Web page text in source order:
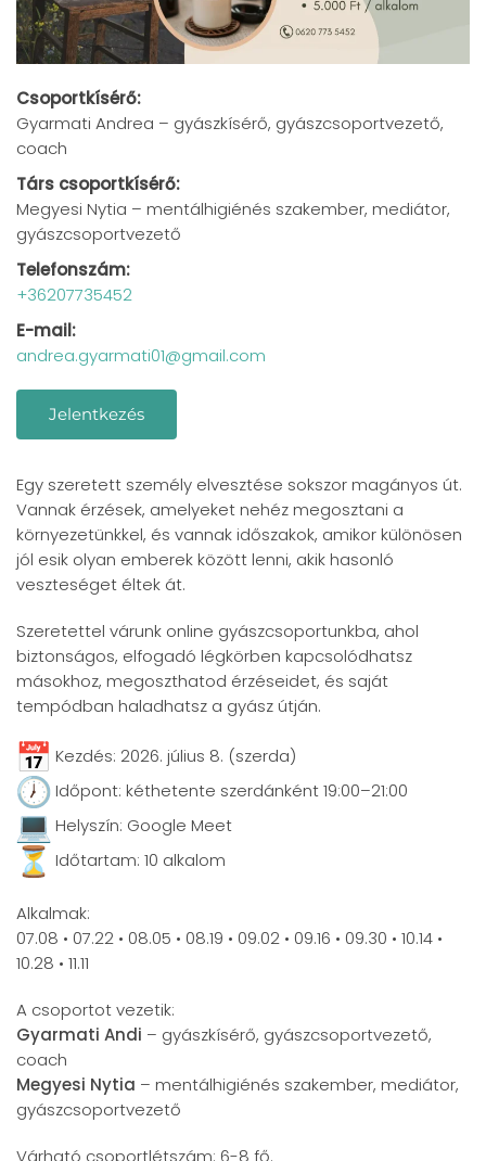
Csoportkísérő:
Gyarmati Andrea – gyászkísérő, gyászcsoportvezető,
coach
Társ csoportkísérő:
Megyesi Nytia – mentálhigiénés szakember, mediátor,
gyászcsoportvezető
Telefonszám:
+36207735452
E-mail:
andrea.gyarmati01@gmail.com
Jelentkezés
Egy szeretett személy elvesztése sokszor magányos út.
Vannak érzések, amelyeket nehéz megosztani a
környezetünkkel, és vannak időszakok, amikor különösen
jól esik olyan emberek között lenni, akik hasonló
veszteséget éltek át.
Szeretettel várunk online gyászcsoportunkba, ahol
biztonságos, elfogadó légkörben kapcsolódhatsz
másokhoz, megoszthatod érzéseidet, és saját
tempódban haladhatsz a gyász útján.
Kezdés: 2026. július 8. (szerda)
Időpont: kéthetente szerdánként 19:00–21:00
Helyszín: Google Meet
Időtartam: 10 alkalom
Alkalmak:
07.08 • 07.22 • 08.05 • 08.19 • 09.02 • 09.16 • 09.30 • 10.14 •
10.28 • 11.11
A csoportot vezetik:
Gyarmati Andi – gyászkísérő, gyászcsoportvezető,
coach
Megyesi Nytia – mentálhigiénés szakember, mediátor,
gyászcsoportvezető
Várható csoportlétszám: 6-8 fő.